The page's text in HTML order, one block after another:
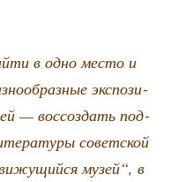
в одно место и
экс­по­зи­
— вос­со­здать под­
совет­ской
музей“, в